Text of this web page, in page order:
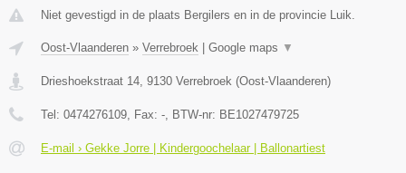
Niet gevestigd in de plaats Bergilers en in de provincie Luik.
Oost-Vlaanderen » Verrebroek Google maps ▼
Drieshoekstraat 14, 9130 Verrebroek (Oost-Vlaanderen)
Tel: 0474276109, Fax: -, BTW-nr: BE1027479725
E-mail › Gekke Jorre | Kindergoochelaar | Ballonartiest